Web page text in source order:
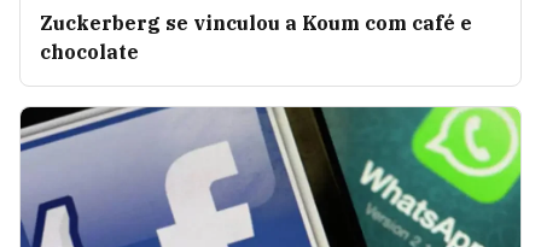
Zuckerberg se vinculou a Koum com café e
chocolate